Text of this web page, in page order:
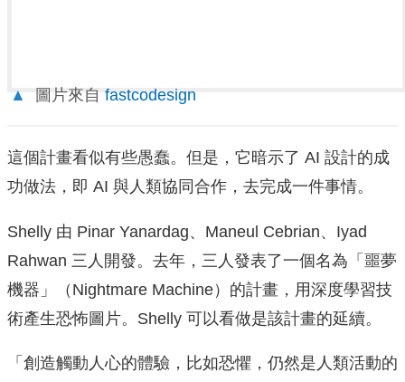
▲ 圖片來自 fastcodesign
這個計畫看似有些愚蠢。但是，它暗示了 AI 設計的成
功做法，即 AI 與人類協同合作，去完成一件事情。
Shelly 由 Pinar Yanardag、Maneul Cebrian、Iyad
Rahwan 三人開發。去年，三人發表了一個名為「噩夢
機器」（Nightmare Machine）的計畫，用深度學習技
術產生恐怖圖片。Shelly 可以看做是該計畫的延續。
「創造觸動人心的體驗，比如恐懼，仍然是人類活動的